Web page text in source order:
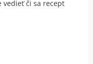
vedieť či sa recept